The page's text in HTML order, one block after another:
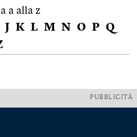
a alla z
J K L M N O P Q
PUBBLICITÀ